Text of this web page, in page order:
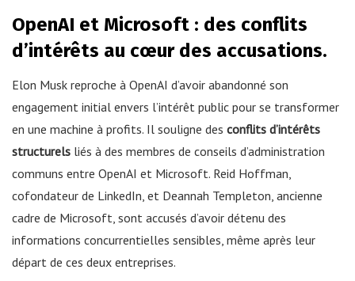
OpenAI et Microsoft : des conflits
d’intérêts au cœur des accusations.
Elon Musk reproche à OpenAI d’avoir abandonné son
engagement initial envers l’intérêt public pour se transformer
en une machine à profits. Il souligne des conflits d’intérêts
structurels liés à des membres de conseils d’administration
communs entre OpenAI et Microsoft. Reid Hoffman,
cofondateur de LinkedIn, et Deannah Templeton, ancienne
cadre de Microsoft, sont accusés d’avoir détenu des
informations concurrentielles sensibles, même après leur
départ de ces deux entreprises.